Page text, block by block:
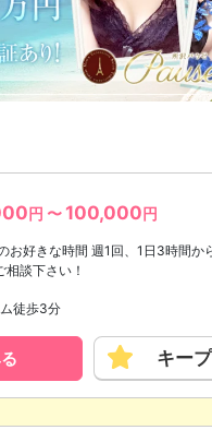
円 〜 100,000円
お好きな時間 週1回、1日3時間か
談下さい！
徒歩3分
キー